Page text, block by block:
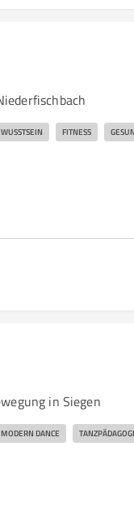
FITNESS
in Siegen
MODERN DANCE